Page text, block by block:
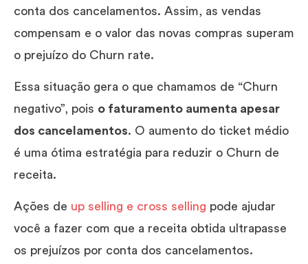
conta dos cancelamentos. Assim, as vendas
compensam e o valor das novas compras superam
o prejuízo do Churn rate.
Essa situação gera o que chamamos de “Churn
negativo”, pois o faturamento aumenta apesar
dos cancelamentos. O aumento do ticket médio
é uma ótima estratégia para reduzir o Churn de
receita.
Ações de up selling e cross selling pode ajudar
você a fazer com que a receita obtida ultrapasse
os prejuízos por conta dos cancelamentos.